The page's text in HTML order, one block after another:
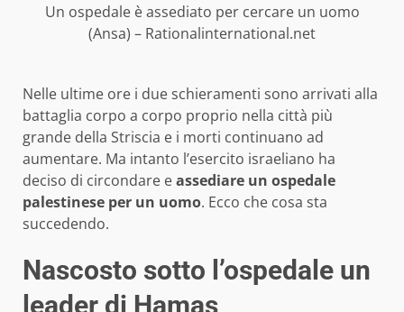
Un ospedale è assediato per cercare un uomo
(Ansa) – Rationalinternational.net
Nelle ultime ore i due schieramenti sono arrivati alla
battaglia corpo a corpo proprio nella città più
grande della Striscia e i morti continuano ad
aumentare. Ma intanto l’esercito israeliano ha
deciso di circondare eassediare un ospedale
palestinese per un uomo. Ecco che cosa sta
succedendo.
Nascosto sotto l’ospedale un
leader di Hamas